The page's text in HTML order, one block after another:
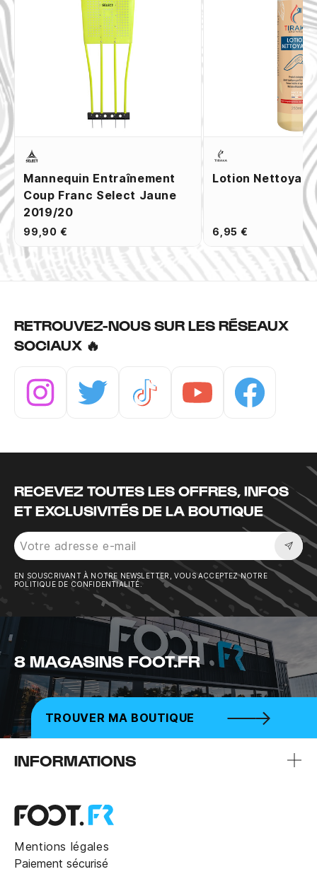
Mannequin Entraînement
Coup Franc Select Jaune
2019/20
99,90 €
Lotion
6,95 €
RETROUVEZ-NOUS SUR LES RÉSEAUX
SOCIAUX 🔥
RECEVEZ TOUTES LES OFFRES, INFOS
ET EXCLUSIVITÉS DE LA BOUTIQUE
EN SOUSCRIVANT À NOTRE NEWSLETTER, VOUS ACCEPTEZ NOTRE
POLITIQUE DE CONFIDENTIALITÉ.
8 MAGASINS FOOT.FR
TROUVER MA BOUTIQUE
INFORMATIONS
Mentions légales
Paiement sécurisé